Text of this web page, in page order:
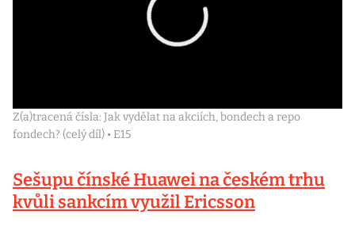
Z(a)tracená čísla: Jak vydělat na akciích, bondech a repo
fondech? (celý díl) • E15
Sešupu čínské Huawei na českém trhu
kvůli sankcím využil Ericsson